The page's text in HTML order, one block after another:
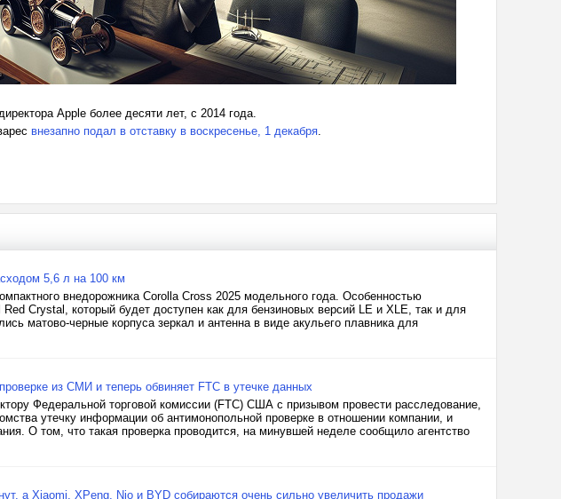
Apple более десяти лет, с 2014 года.
внезапно подал в отставку в воскресенье, 1 декабря.
5,6 л на 100 км
внедорожника Corolla Cross 2025 модельного года. Особенностью
Crystal, который будет доступен как для бензиновых версий LE и XLE, так и для
матово-черные корпуса зеркал и антенна в виде акульего плавника для
из СМИ и теперь обвиняет FTC в утечке данных
Федеральной торговой комиссии (FTC) США с призывом провести расследование,
утечку информации об антимонопольной проверке в отношении компании, и
О том, что такая проверка проводится, на минувшей неделе сообщило агентство
а Xiaomi, XPeng, Nio и BYD собираются очень сильно увеличить продажи